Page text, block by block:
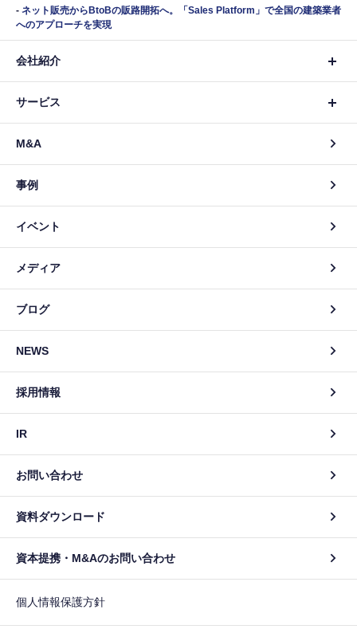
ネット販売からBtoBの販路開拓へ。「Sales Platform」で全国の建築業者
へのアプローチを実現
会社紹介
サービス
M&A
事例
イベント
メディア
ブログ
NEWS
採用情報
IR
お問い合わせ
資料ダウンロード
資本提携・M&Aのお問い合わせ
個人情報保護方針